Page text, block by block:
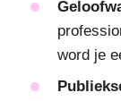
word je